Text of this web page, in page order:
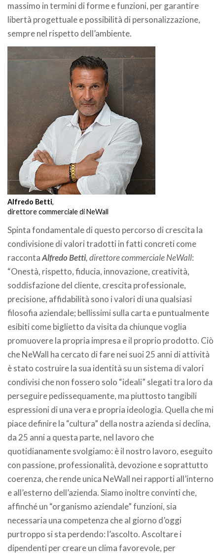
massimo in termini di forme e funzioni, per garantire
libertà progettuale e possibilità di personalizzazione,
sempre nel rispetto dell’ambiente.
Alfredo Betti,
direttore commerciale di NeWall
Spinta fondamentale di questo percorso di crescita la
condivisione di valori tradotti in fatti concreti come
raccontaAlfredo Betti, direttore commerciale NeWall:
“Onestà, rispetto, fiducia, innovazione, creatività,
soddisfazione del cliente, crescita professionale,
precisione, affidabilità sono i valori di una qualsiasi
filosofia aziendale; bellissimi sulla carta e puntualmente
esibiti come biglietto da visita da chiunque voglia
promuovere la propria impresa e il proprio prodotto. Ciò
che NeWall ha cercato di fare nei suoi 25 anni di attività
è stato costruire la sua identità su un sistema di valori
condivisi che non fossero solo “ideali” slegati tra loro da
perseguire pedissequamente, ma piuttosto tangibili
espressioni di una vera e propria ideologia. Quella che mi
piace definire la “cultura” della nostra azienda si declina,
da 25 anni a questa parte, nel lavoro che
quotidianamente svolgiamo: è il nostro lavoro, eseguito
con passione, professionalità, devozione e soprattutto
coerenza, che rende unica NeWall nei rapporti all’interno
e all’esterno dell’azienda. Siamo inoltre convinti che,
affinché un “organismo aziendale” funzioni, sia
necessaria una competenza che al giorno d’oggi
purtroppo si sta perdendo: l’ascolto. Ascoltare i
dipendenti per creare un clima favorevole, per